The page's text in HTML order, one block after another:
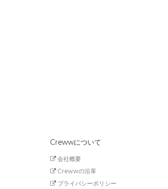
Crewwについて
会社概要
Crewwの沿革
プライバシーポリシー